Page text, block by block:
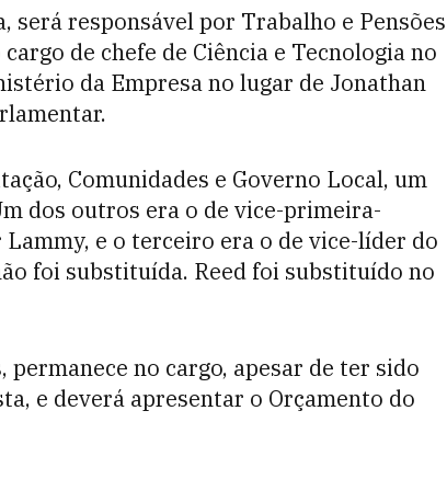
será responsável por Trabalho e Pensões
de chefe de Ciência e Tecnologia no
da Empresa no lugar de Jonathan
Comunidades e Governo Local, um
dos outros era o de vice-primeira-
e o terceiro era o de vice-líder do
foi substituída. Reed foi substituído no
no cargo, apesar de ter sido
e deverá apresentar o Orçamento do